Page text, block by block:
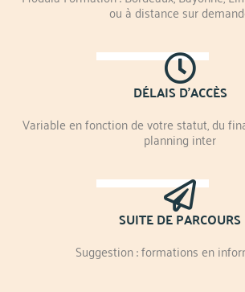
ou à distance sur
DÉLAIS D'ACCÈS
Variable en fonction de votre statut, du
planning inter
SUITE DE PARCOURS
Suggestion : formations en